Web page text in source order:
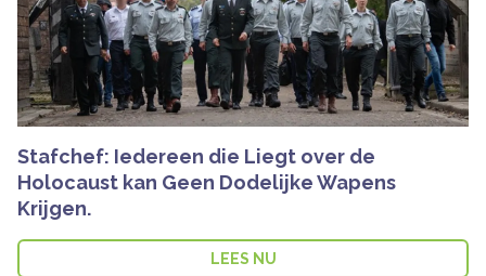
Stafchef: Iedereen die Liegt over de
Holocaust kan Geen Dodelijke Wapens
Krijgen.
LEES NU